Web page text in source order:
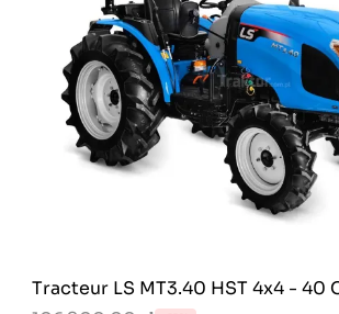
Tracteur LS MT3.40 HST 4x4 - 40